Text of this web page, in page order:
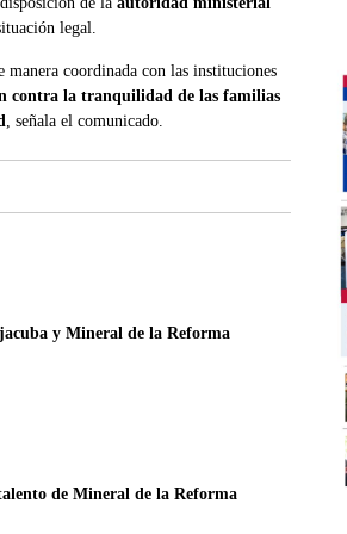
legal.
coordinada con las instituciones
contra la tranquilidad de las familias
, señala el comunicado.
y Mineral de la Reforma
de Mineral de la Reforma